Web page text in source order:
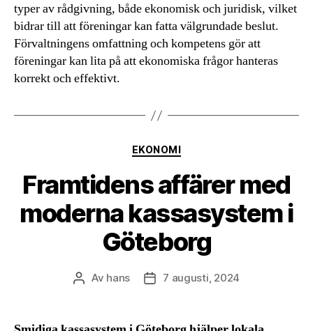
typer av rådgivning, både ekonomisk och juridisk, vilket
bidrar till att föreningar kan fatta välgrundade beslut.
Förvaltningens omfattning och kompetens gör att
föreningar kan lita på att ekonomiska frågor hanteras
korrekt och effektivt.
Kategorier
EKONOMI
Framtidens affärer med
moderna kassasystem i
Göteborg
Inläggsförfattare
Av hans Inläggsdatum
7 augusti, 2024